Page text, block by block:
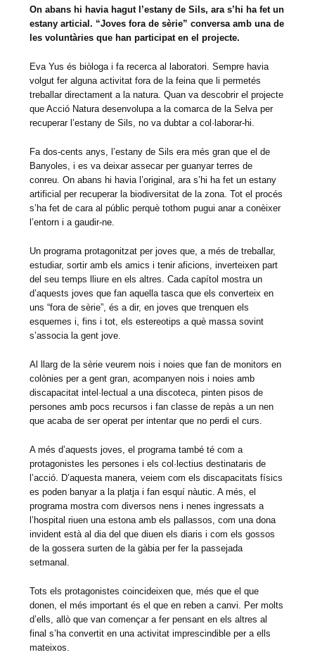
On abans hi havia hagut l’estany de Sils, ara s’hi ha fet un
estany articial. “Joves fora de sèrie” conversa amb una de
les voluntàries que han participat en el projecte.
Eva Yus és biòloga i fa recerca al laboratori. Sempre havia
volgut fer alguna activitat fora de la feina que li permetés
treballar directament a la natura. Quan va descobrir el projecte
que Acció Natura desenvolupa a la comarca de la Selva per
recuperar l’estany de Sils, no va dubtar a col·laborar-hi.
Fa dos-cents anys, l’estany de Sils era més gran que el de
Banyoles, i es va deixar assecar per guanyar terres de
conreu. On abans hi havia l’original, ara s’hi ha fet un estany
artificial per recuperar la biodiversitat de la zona. Tot el procés
s’ha fet de cara al públic perquè tothom pugui anar a conèixer
l’entorn i a gaudir-ne.
Un programa protagonitzat per joves que, a més de treballar,
estudiar, sortir amb els amics i tenir aficions, inverteixen part
del seu temps lliure en els altres. Cada capítol mostra un
d’aquests joves que fan aquella tasca que els converteix en
uns “fora de sèrie”, és a dir, en joves que trenquen els
esquemes i, fins i tot, els estereotips a què massa sovint
s’associa la gent jove.
Al llarg de la sèrie veurem nois i noies que fan de monitors en
colònies per a gent gran, acompanyen nois i noies amb
discapacitat intel·lectual a una discoteca, pinten pisos de
persones amb pocs recursos i fan classe de repàs a un nen
que acaba de ser operat per intentar que no perdi el curs.
A més d’aquests joves, el programa també té com a
protagonistes les persones i els col·lectius destinataris de
l’acció. D’aquesta manera, veiem com els discapacitats físics
es poden banyar a la platja i fan esquí nàutic. A més, el
programa mostra com diversos nens i nenes ingressats a
l’hospital riuen una estona amb els pallassos, com una dona
invident està al dia del que diuen els diaris i com els gossos
de la gossera surten de la gàbia per fer la passejada
setmanal.
Tots els protagonistes coincideixen que, més que el que
donen, el més important és el que en reben a canvi. Per molts
d’ells, allò que van començar a fer pensant en els altres al
final s’ha convertit en una activitat imprescindible per a ells
mateixos.